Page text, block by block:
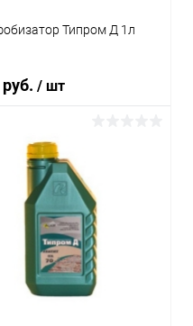
Типром Д 1л
руб./ шт
В корзину
в 1 клик Сравнение
Под заказ